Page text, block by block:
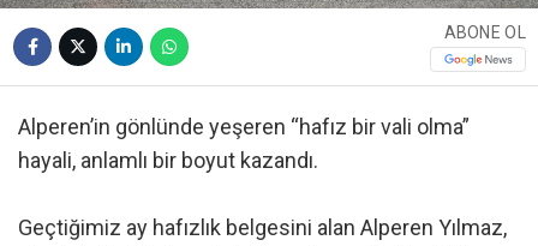
ABONE OL
Alperen’in gönlünde yeşeren “hafız bir vali olma”
hayali, anlamlı bir boyut kazandı.
Geçtiğimiz ay hafızlık belgesini alan Alperen Yılmaz,